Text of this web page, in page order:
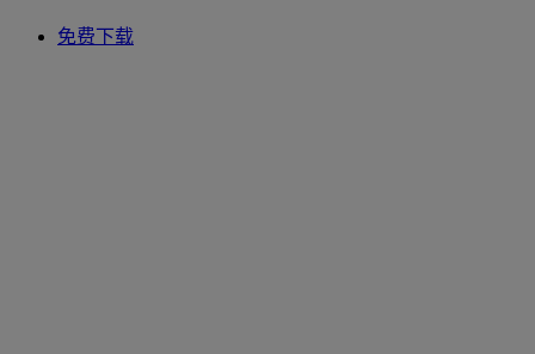
免费下载